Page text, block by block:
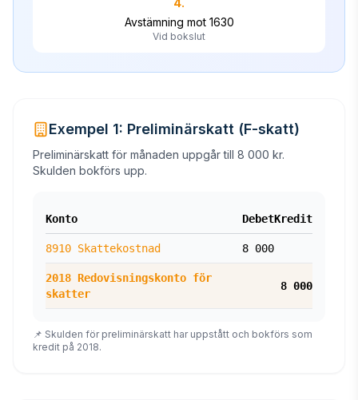
4.
Avstämning mot 1630
Vid bokslut
Exempel 1: Preliminärskatt (F-skatt)
Preliminärskatt för månaden uppgår till 8 000 kr.
Skulden bokförs upp.
Konto DebetKredit
8910 Skattekostnad 8 000
2018 Redovisningskonto för
skatter
8 000
📌 Skulden för preliminärskatt har uppstått och bokförs som
kredit på 2018.